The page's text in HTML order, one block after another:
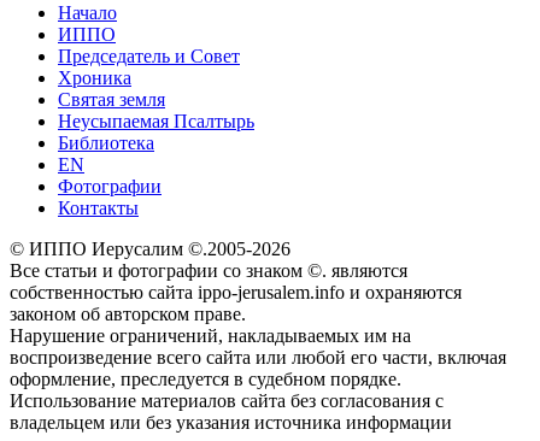
Начало
ИППО
Председатель и Совет
Хроника
Святая земля
Неусыпаемая Псалтырь
Библиотека
EN
Фотографии
Контакты
© ИППО Иерусалим ©.2005-2026
Все статьи и фотографии со знаком ©. являются
собственностью сайта ippo-jerusalem.info и охраняются
законом об авторском праве.
Нарушение ограничений, накладываемых им на
воспроизведение всего сайта или любой его части, включая
оформление, преследуется в судебном порядке.
Использование материалов сайта без согласования с
владельцем или без указания источника информации